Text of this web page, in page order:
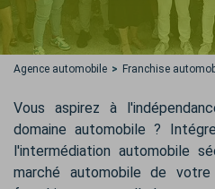
Agence automobile Franchise
Vous aspirez à
domaine automobile ?
l'intermédiation automobile
marché automobile de